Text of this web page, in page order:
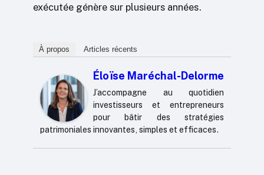
exécutée génère sur plusieurs années.
À propos Articles récents
Éloïse Maréchal-Delorme
J’accompagne au quotidien
investisseurs et entrepreneurs
pour bâtir des stratégies
patrimoniales innovantes, simples et efficaces.